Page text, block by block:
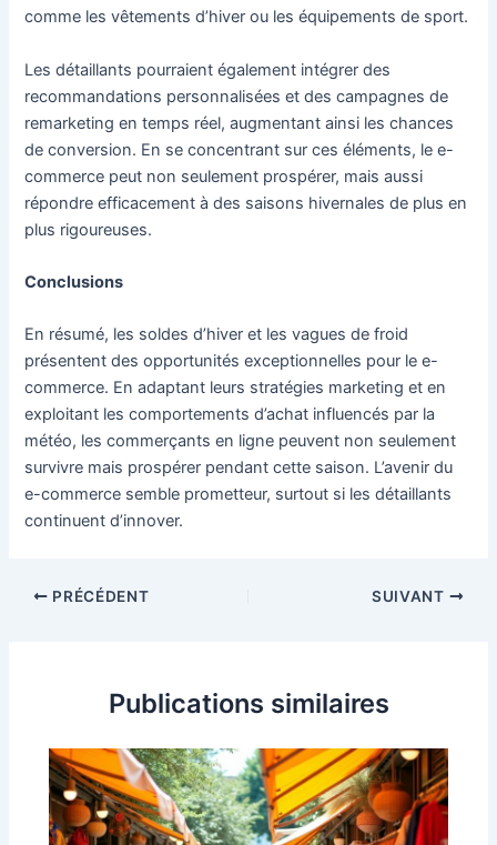
comme les vêtements d’hiver ou les équipements de sport.
Les détaillants pourraient également intégrer des
recommandations personnalisées et des campagnes de
remarketing en temps réel, augmentant ainsi les chances
de conversion. En se concentrant sur ces éléments, le e-
commerce peut non seulement prospérer, mais aussi
répondre efficacement à des saisons hivernales de plus en
plus rigoureuses.
Conclusions
En résumé, les soldes d’hiver et les vagues de froid
présentent des opportunités exceptionnelles pour le e-
commerce. En adaptant leurs stratégies marketing et en
exploitant les comportements d’achat influencés par la
météo, les commerçants en ligne peuvent non seulement
survivre mais prospérer pendant cette saison. L’avenir du
e-commerce semble prometteur, surtout si les détaillants
continuent d’innover.
NavigationPRÉCÉDENT SUIVANT
Publications similaires